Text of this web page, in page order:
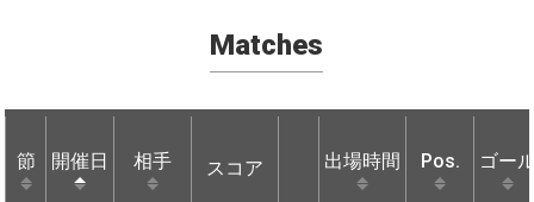
Matches
節 開催日 相手 スコア 出場時間 Pos. ゴー
節 開催日 相手